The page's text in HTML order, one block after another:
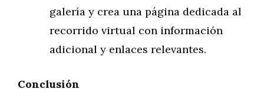
galería y crea una página dedicada al
recorrido virtual con información
adicional y enlaces relevantes.
Conclusión